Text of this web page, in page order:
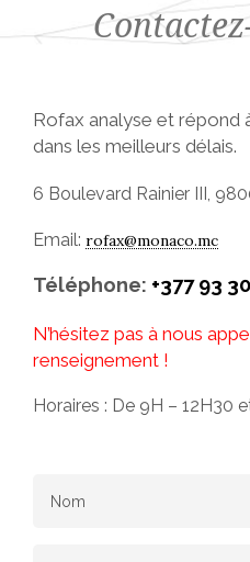
Rofax analyse et répond
dans les meilleurs délais.
6 Boulevard Rainier III,
Email: rofax@monaco.mc
Téléphone: +377 93
N’hésitez pas à nous
renseignement !
Horaires : De 9H – 12H30